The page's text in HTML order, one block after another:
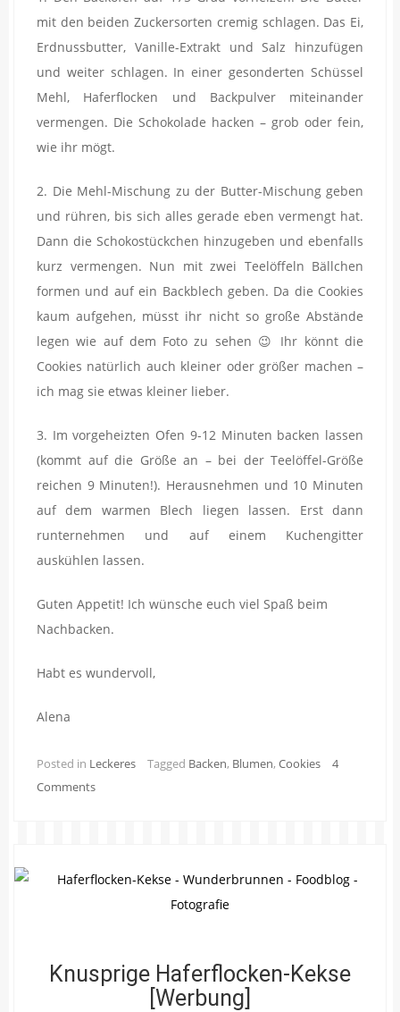
mit den beiden Zuckersorten cremig schlagen. Das Ei,
Erdnussbutter, Vanille-Extrakt und Salz hinzufügen
und weiter schlagen. In einer gesonderten Schüssel
Mehl, Haferflocken und Backpulver miteinander
vermengen. Die Schokolade hacken – grob oder fein,
wie ihr mögt.
2. Die Mehl-Mischung zu der Butter-Mischung geben
und rühren, bis sich alles gerade eben vermengt hat.
Dann die Schokostückchen hinzugeben und ebenfalls
kurz vermengen. Nun mit zwei Teelöffeln Bällchen
formen und auf ein Backblech geben. Da die Cookies
kaum aufgehen, müsst ihr nicht so große Abstände
legen wie auf dem Foto zu sehen 😉 Ihr könnt die
Cookies natürlich auch kleiner oder größer machen –
ich mag sie etwas kleiner lieber.
3. Im vorgeheizten Ofen 9-12 Minuten backen lassen
(kommt auf die Größe an – bei der Teelöffel-Größe
reichen 9 Minuten!). Herausnehmen und 10 Minuten
auf dem warmen Blech liegen lassen. Erst dann
runternehmen und auf einem Kuchengitter
auskühlen lassen.
Guten Appetit! Ich wünsche euch viel Spaß beim
Nachbacken.
Habt es wundervoll,
Alena
Posted in Leckeres Tagged Backen, Blumen, Cookies
4
Comments
Knusprige Haferflocken-Kekse
[Werbung]